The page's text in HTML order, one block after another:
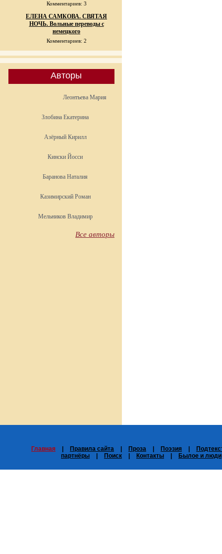
Комментариев: 3
ЕЛЕНА САМКОВА. СВЯТАЯ
НОЧЬ. Вольные переводы с
немецкого
Комментариев: 2
Авторы
Леонтьева Мария
Злобина Екатерина
Азёрный Кирилл
Кински Йосси
Баранова Наталия
Казимирский Роман
Мельников Владимир
Все авторы
Главная Правила сайта Проза Поэзия
партнёры
Поиск Контакты Былое и люди